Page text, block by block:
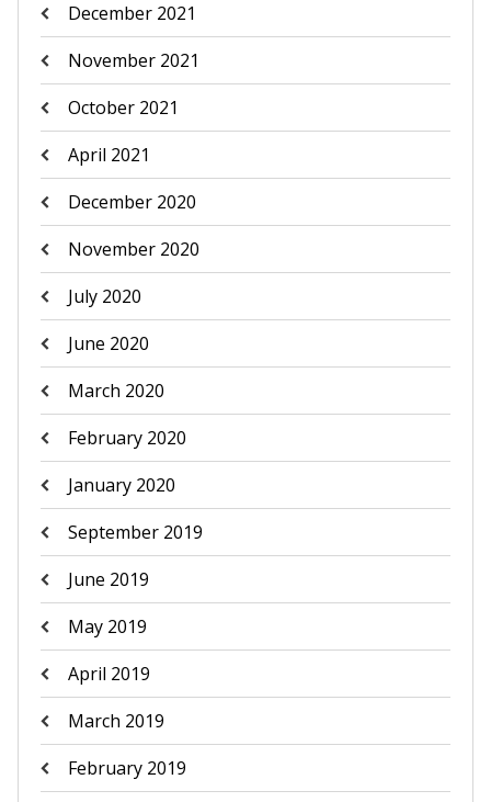
December 2021
November 2021
October 2021
April 2021
December 2020
November 2020
July 2020
June 2020
March 2020
February 2020
January 2020
September 2019
June 2019
May 2019
April 2019
March 2019
February 2019